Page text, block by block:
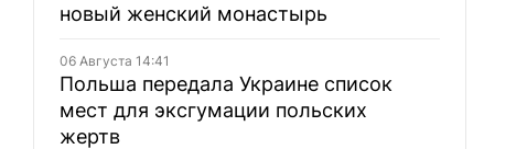
новый женский монастырь
06 Августа 14:41
Польша передала Украине список
мест для эксгумации польских
жертв